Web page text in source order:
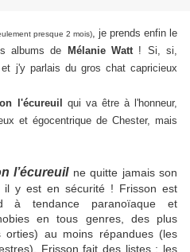
presque 2 mois), je prends enfin le
albums de
Mélanie Watt! Si, si,
j'y parlais du gros chat capricieux
l'écureuil
qui va être à l'honneur,
et égocentrique de Chester, mais
l’écureuilne quitte jamais son
il y est en sécurité ! Frisson est
à tendance paranoïaque et
en tous genres, des plus
orties) au moins répandues (les
Frisson fait des listes : les